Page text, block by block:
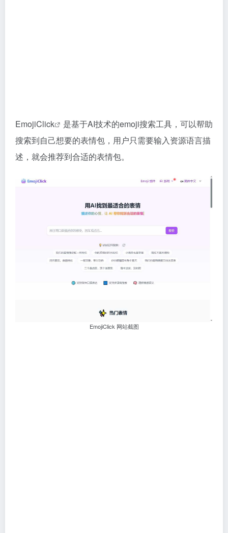
EmojiClick
是基于AI技术的emoji搜索工具，可以帮助
搜索到自己想要的表情包，用户只需要输入资源语言描
述，就会推荐到合适的表情包。
EmojiClick 网站截图